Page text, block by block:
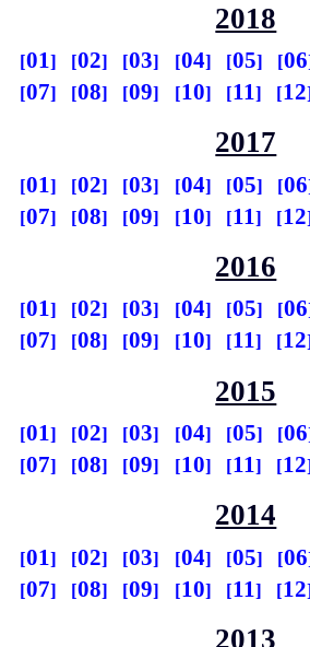
2018
01 02 03 04 05
06
07
08 09 10 11 12
2017
01 02 03 04 05
06
07
08 09 10 11 12
2016
01 02 03 04 05
06
07
08 09 10 11 12
2015
01 02 03 04 05
06
07
08 09 10 11 12
2014
01 02 03 04 05
06
07
08 09 10 11 12
2013